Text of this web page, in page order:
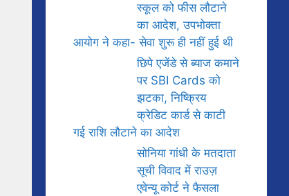
स्कूल को फीस लौटाने
का आदेश, उपभोक्ता
आयोग ने कहा- सेवा शुरू ही नहीं हुई थी
छिपे एजेंडे से ब्याज कमाने
पर SBI Cards को
झटका, निष्क्रिय
क्रेडिट कार्ड से काटी
गई राशि लौटाने का आदेश
सोनिया गांधी के मतदाता
सूची विवाद में राउज़
एवेन्यू कोर्ट ने फैसला